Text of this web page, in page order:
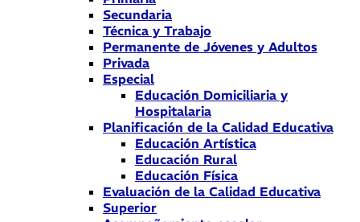
Secundaria
Técnica y Trabajo
Permanente de Jóvenes y Adultos
Privada
Especial
Educación Domiciliaria y
Hospitalaria
Planificación de la Calidad Educativa
Educación Artística
Educación Rural
Educación Física
Evaluación de la Calidad Educativa
Superior